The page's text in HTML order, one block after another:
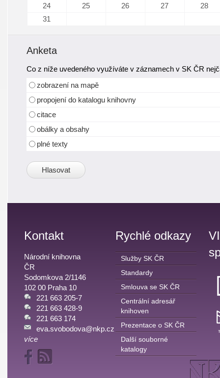
24
25 26 27
28
31
Anketa
Co z níže uvedeného využíváte v záznamech v SK ČR
zobrazení na mapě
propojení do katalogu knihovny
citace
obálky a obsahy
plné texty
Kontakt
Národní knihovna
ČR
Sodomkova 2/1146
102 00 Praha 10
221 663 205-7
221 663 428-9
221 663 174
eva.svobodova@nkp.cz
více
Rychlé odkazy
Služby SK ČR
Standardy
Smlouva se SK ČR
Centrální adresář
knihoven
Prezentace o SK ČR
Další souborné
katalogy